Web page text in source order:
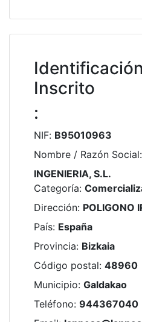
Inscrito
:
NIF: B95010963
Nombre / Razón Social:
INGENIERIA, S.L.
Categoría:
Dirección: POLIGONO
País: España
Provincia: Bizkaia
Código postal: 48960
Municipio: Galdakao
Teléfono: 944367040